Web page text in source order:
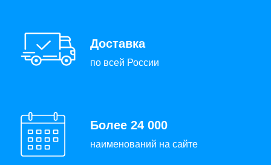
Доставка
по всей России
Более 24 000
наименований на сайте